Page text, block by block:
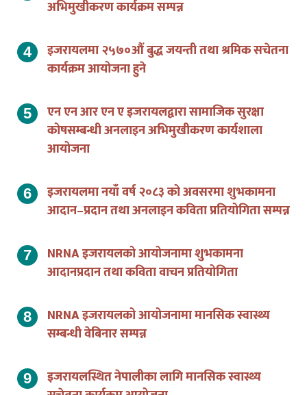
अभिमुखीकरण कार्यक्रम सम्पन्न
इजरायलमा २५७०औं बुद्ध जयन्ती तथा श्रमिक सचेतना
कार्यक्रम आयोजना हुने
एन एन आर एन ए इजरायलद्वारा सामाजिक सुरक्षा
कोषसम्बन्धी अनलाइन अभिमुखीकरण कार्यशाला
आयोजना
इजरायलमा नयाँ वर्ष २०८३ को अवसरमा शुभकामना
आदान–प्रदान तथा अनलाइन कविता प्रतियोगिता सम्पन्न
NRNA इजरायलको आयोजनामा शुभकामना
आदानप्रदान तथा कविता वाचन प्रतियोगिता
NRNA इजरायलको आयोजनामा मानसिक स्वास्थ्य
सम्बन्धी वेबिनार सम्पन्न
इजरायलस्थित नेपालीका लागि मानसिक स्वास्थ्य